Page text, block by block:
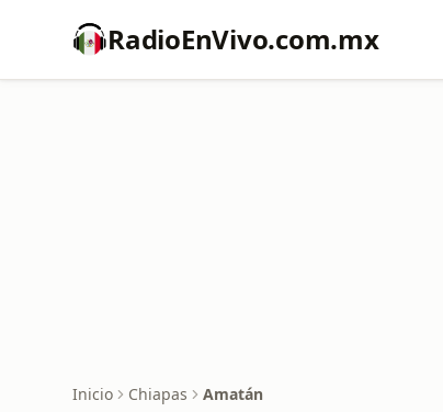
RadioEnVivo.com.mx
Inicio Chiapas Amatán